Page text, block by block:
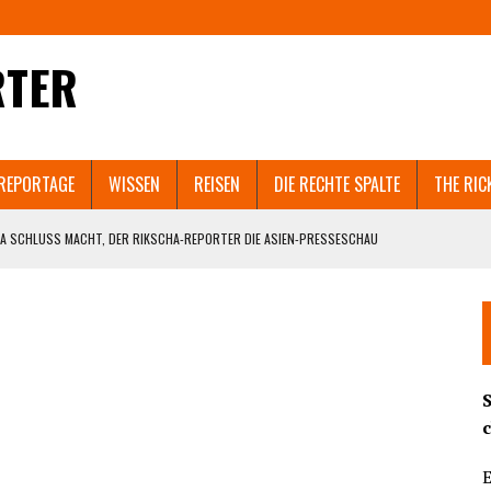
WISSEN REISEN DIE RECHTE SPALTE THE
SCHLUSS MACHT, DER RIKSCHA-REPORTER DIE ASIEN-PRESSESCHAU